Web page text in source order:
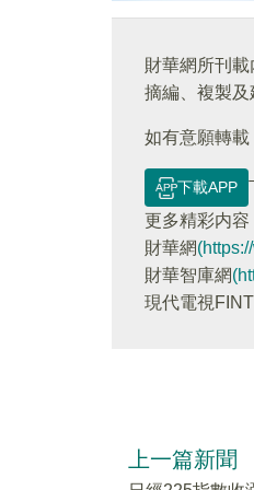
財華網所刊
摘編、複製及
如有意願轉
下載APP
更多精彩内容
財華網
財華智庫網
現代電視
上一篇新聞